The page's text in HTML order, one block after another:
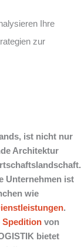
Ihre
zur
ist nicht nur
Architektur
Unternehmen ist
wie
.
Spedition von
bietet